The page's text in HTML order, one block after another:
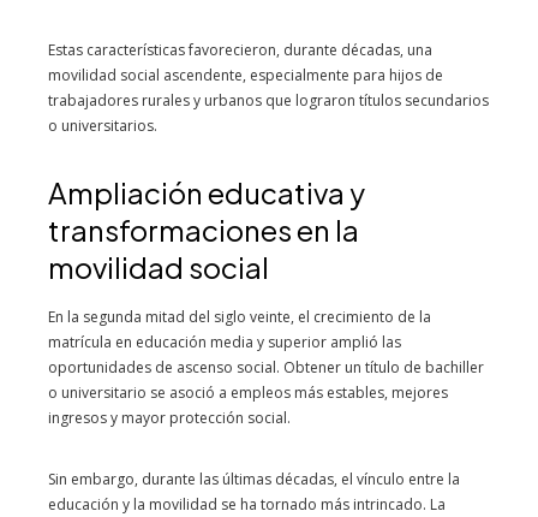
Estas características favorecieron, durante décadas, una
movilidad social ascendente, especialmente para hijos de
trabajadores rurales y urbanos que lograron títulos secundarios
o universitarios.
Ampliación educativa y
transformaciones en la
movilidad social
En la segunda mitad del siglo veinte, el crecimiento de la
matrícula en educación media y superior amplió las
oportunidades de ascenso social. Obtener un título de bachiller
o universitario se asoció a empleos más estables, mejores
ingresos y mayor protección social.
Sin embargo, durante las últimas décadas, el vínculo entre la
educación y la movilidad se ha tornado más intrincado. La